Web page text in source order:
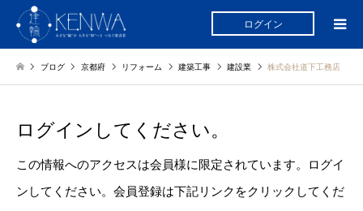
ログイン
ブログ 京都府 リフォーム 建築工事 建設業 株式会社道下工務店
ログインしてください。
この情報へのアクセスは会員様に限定されています。ログイ
ンしてください。会員登録は下記リンクをクリックしてくだ